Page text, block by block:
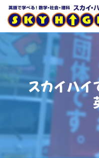
スカイハイ